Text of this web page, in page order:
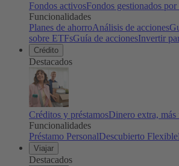
Fondos activosFondos gestionados por
Funcionalidades
Planes de ahorroAnálisis de acciones
sobre ETFsGuía de accionesInvertir
Crédito
Destacados
Créditos y préstamosDinero extra, más
Funcionalidades
Préstamo PersonalDescubierto Flexible
Viajar
Destacados